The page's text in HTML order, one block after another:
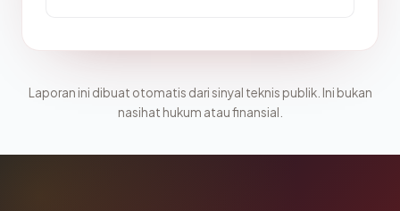
Laporan ini dibuat otomatis dari sinyal teknis publik. Ini bukan
nasihat hukum atau finansial.